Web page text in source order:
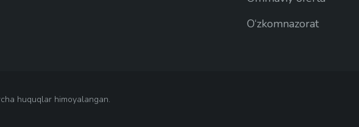
O‘zkomnazorat
huquqlar himoyalangan.